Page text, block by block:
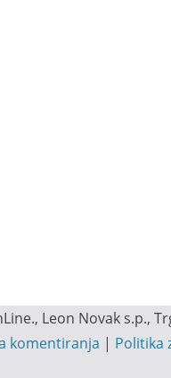
Leon Novak s.p.,
komentiranja | Politika